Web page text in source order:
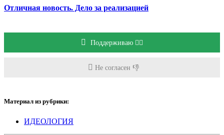
Отличная новость. Дело за реализацией
Поддерживаю 👍🏻
Не согласен 👎
Материал из рубрики:
ИДЕОЛОГИЯ